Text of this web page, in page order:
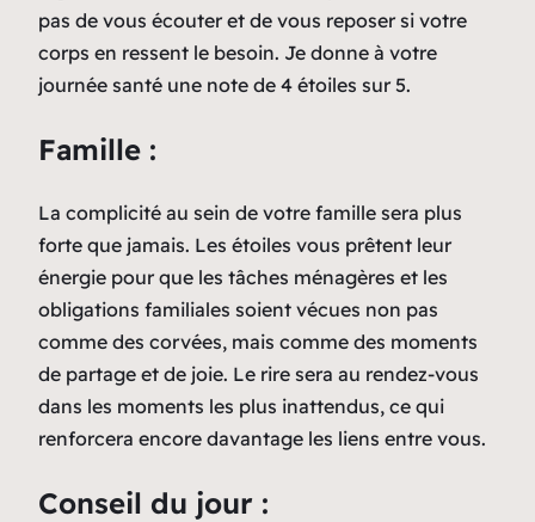
pas de vous écouter et de vous reposer si votre
corps en ressent le besoin. Je donne à votre
journée santé une note de 4 étoiles sur 5.
Famille :
La complicité au sein de votre famille sera plus
forte que jamais. Les étoiles vous prêtent leur
énergie pour que les tâches ménagères et les
obligations familiales soient vécues non pas
comme des corvées, mais comme des moments
de partage et de joie. Le rire sera au rendez-vous
dans les moments les plus inattendus, ce qui
renforcera encore davantage les liens entre vous.
Conseil du jour :